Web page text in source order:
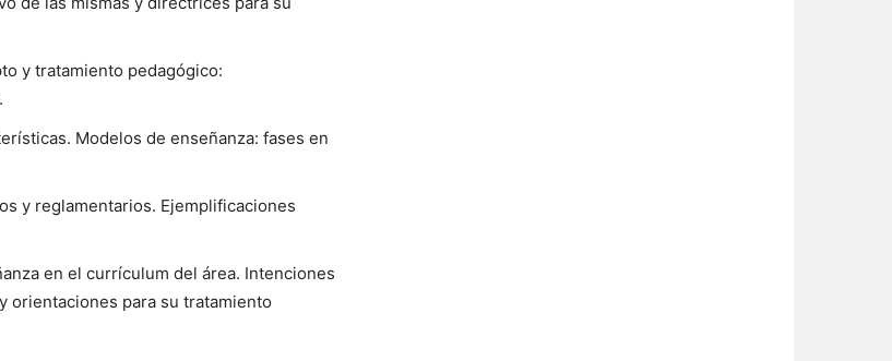
y tratamiento pedagógico:
Modelos de enseñanza: fases en
y reglamentarios. Ejemplificaciones
en el currículum del área. Intenciones
orientaciones para su tratamiento